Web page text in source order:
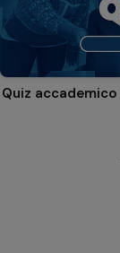
Quiz accademico